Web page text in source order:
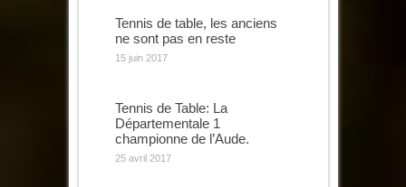
Tennis de table, les anciens
ne sont pas en reste
15 juin 2017
Tennis de Table: La
Départementale 1
championne de l’Aude.
25 avril 2017